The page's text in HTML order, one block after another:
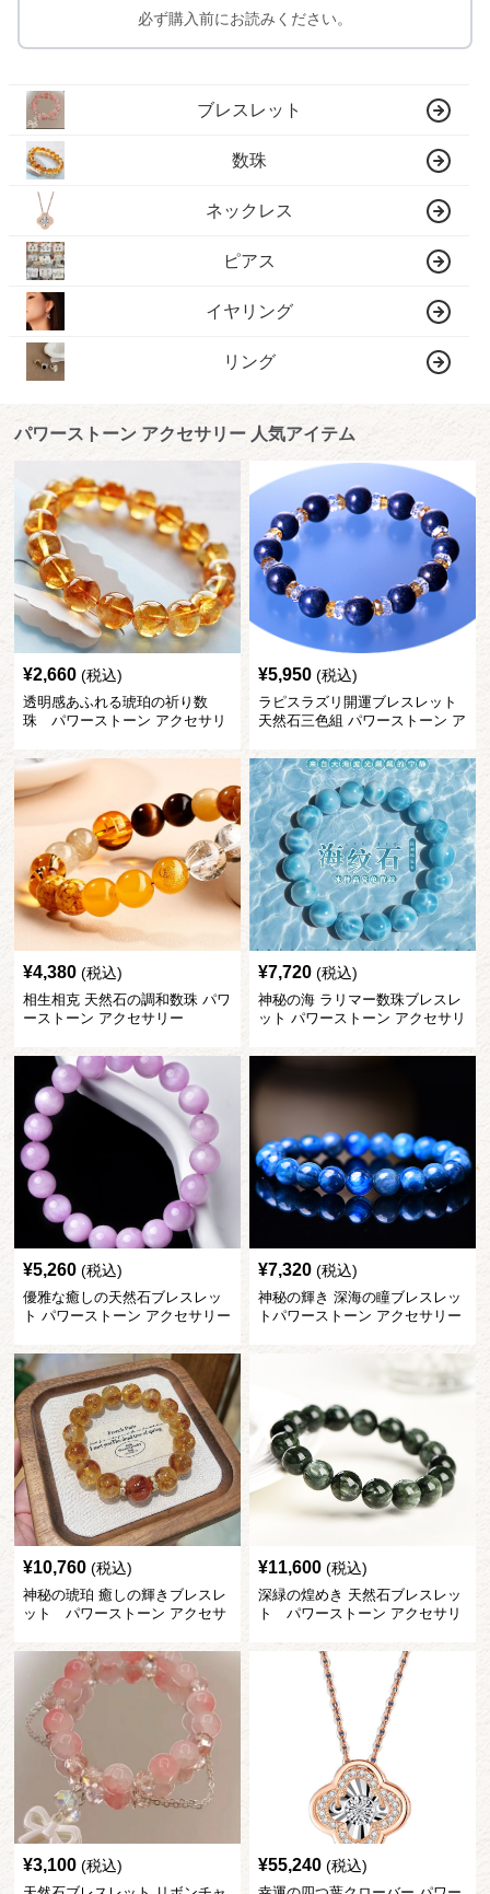
必ず購入前にお読みください。
ブレスレット
数珠
ネックレス
ピアス
イヤリング
リング
パワーストーン アクセサリー 人気アイテム
¥2,660 (税込)
透明感あふれる琥珀の祈り数
珠 パワーストーン アクセサリ
¥5,950 (税込)
ラピスラズリ開運ブレスレット
天然石三色組 パワーストーン ア
¥4,380 (税込)
相生相克 天然石の調和数珠 パワ
ーストーン アクセサリー
¥7,720 (税込)
神秘の海 ラリマー数珠ブレスレ
ット パワーストーン アクセサリ
¥5,260 (税込)
優雅な癒しの天然石ブレスレッ
ト パワーストーン アクセサリー
¥7,320 (税込)
神秘の輝き 深海の瞳ブレスレッ
トパワーストーン アクセサリー
¥10,760 (税込)
神秘の琥珀 癒しの輝きブレスレ
ット パワーストーン アクセサ
¥11,600 (税込)
深緑の煌めき 天然石ブレスレッ
ト パワーストーン アクセサリ
¥3,100 (税込) ¥55,240 (税込)